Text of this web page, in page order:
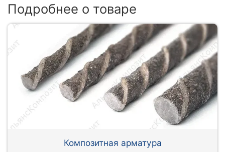
Подробнее о товаре
Композитная арматура